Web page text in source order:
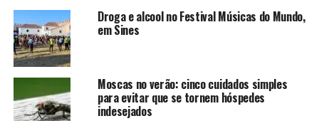
Droga e alcool no Festival Músicas do Mundo,
em Sines
Moscas no verão: cinco cuidados simples
para evitar que se tornem hóspedes
indesejados